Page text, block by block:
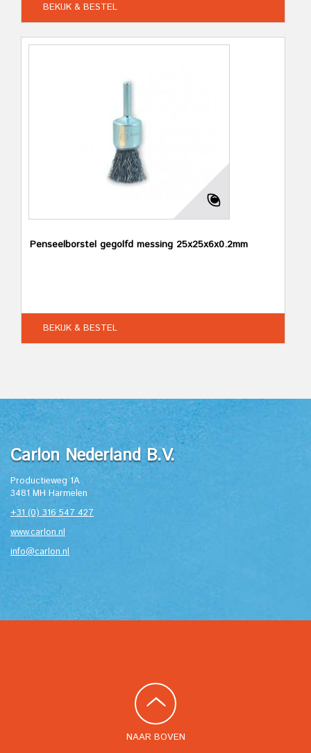
BEKIJK & BESTEL
Penseelborstel gegolfd messing 25x25x6x0.2mm
BEKIJK & BESTEL
Carlon Nederland B.V.
Productieweg 1A
3481 MH Harmelen
+31 (0) 316 547 427
www.carlon.nl
info@carlon.nl
NAAR BOVEN